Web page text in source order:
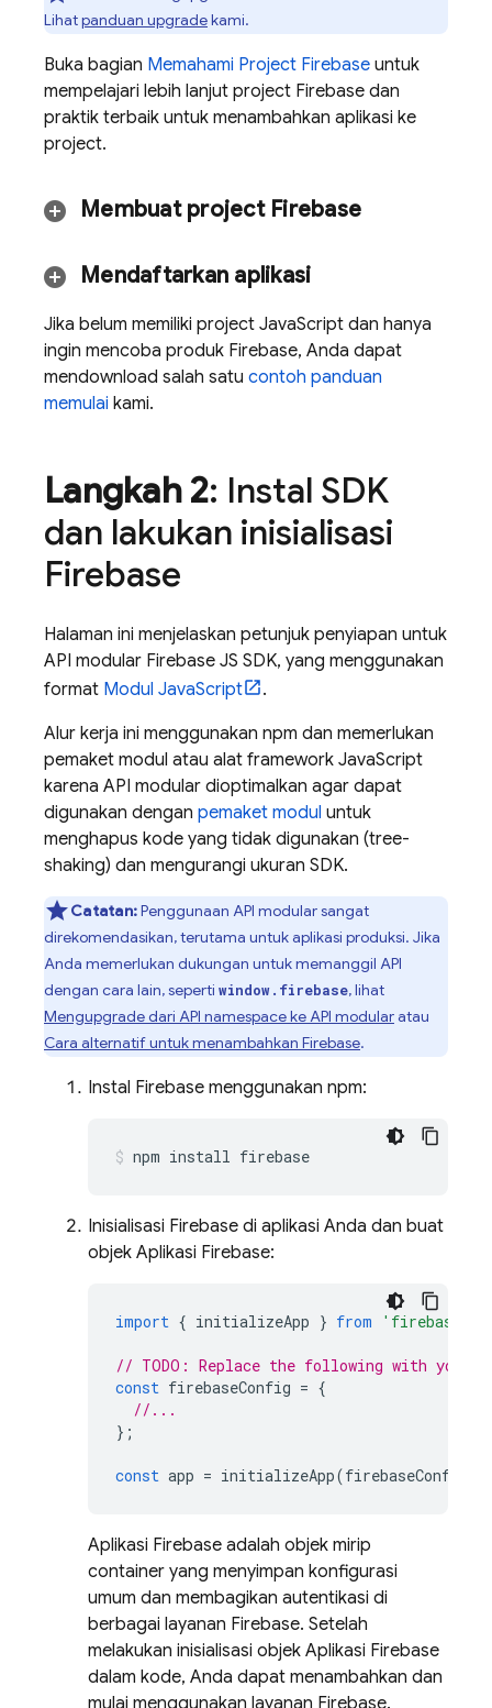
Lihatpanduan upgradekami.
Buka bagian Memahami Project Firebase untuk
mempelajari lebih lanjut project Firebase dan
praktik terbaik untuk menambahkan aplikasi ke
project.
Membuat project Firebase
Mendaftarkan aplikasi
Jika belum memiliki project JavaScript dan hanya
ingin mencoba produk Firebase, Anda dapat
mendownload salah satu contoh panduan
memulai kami.
Langkah 2: Instal SDK
dan lakukan inisialisasi
Firebase
Halaman ini menjelaskan petunjuk penyiapan untuk
API modular Firebase JS SDK, yang menggunakan
format Modul JavaScript
.
Alur kerja ini menggunakan npm dan memerlukan
pemaket modul atau alat framework JavaScript
karena API modular dioptimalkan agar dapat
digunakan dengan pemaket modul untuk
menghapus kode yang tidak digunakan (tree-
shaking) dan mengurangi ukuran SDK.
Catatan:Penggunaan API modular sangat
direkomendasikan, terutama untuk aplikasi produksi. Jika
Anda memerlukan dukungan untuk memanggil API
dengan cara lain, seperti window.firebase, lihat
Mengupgrade dari API namespace ke API modularatau
Cara alternatif untuk menambahkan Firebase.
Instal Firebase menggunakan npm:
npm install firebase
Inisialisasi Firebase di aplikasi Anda dan buat
objek Aplikasi Firebase:
import { initializeApp } from 'firebase/
// TODO: Replace the following with your
const firebaseConfig = {
//...
};
const app = initializeApp(firebaseConfig
Aplikasi Firebase adalah objek mirip
container yang menyimpan konfigurasi
umum dan membagikan autentikasi di
berbagai layanan Firebase. Setelah
melakukan inisialisasi objek Aplikasi Firebase
dalam kode, Anda dapat menambahkan dan
mulai menggunakan layanan Firebase.